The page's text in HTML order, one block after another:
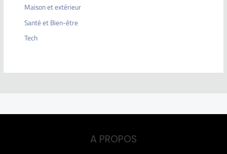
Maison et extérieur
Santé et Bien-être
Tech
A PROPOS